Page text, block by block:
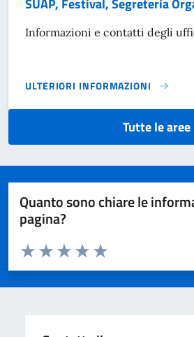
SUAP, Festival, Segreteria
Informazioni e contatti degli
ULTERIORI INFORMAZIONI
AREA SERVIZI ATTIVITÀ
Tutte le aree
Quanto sono chiare le
pagina?
Domanda
Valuta da 1 a 5 stelle la pagina
Valuta 5 stelle su 5
Valuta 4 stelle su 5
Valuta 3 stelle su 5
Valuta 2 stelle su 5
Valuta 1 stelle su 5